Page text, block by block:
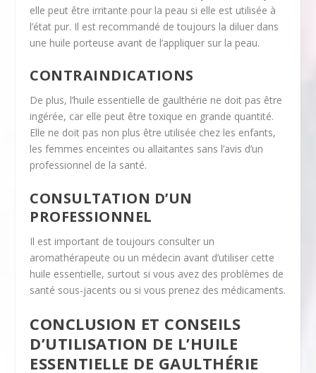
elle peut être irritante pour la peau si elle est utilisée à
l’état pur. Il est recommandé de toujours la diluer dans
une huile porteuse avant de l’appliquer sur la peau.
CONTRAINDICATIONS
De plus, l’huile essentielle de gaulthérie ne doit pas être
ingérée, car elle peut être toxique en grande quantité.
Elle ne doit pas non plus être utilisée chez les enfants,
les femmes enceintes ou allaitantes sans l’avis d’un
professionnel de la santé.
CONSULTATION D’UN
PROFESSIONNEL
Il est important de toujours consulter un
aromathérapeute ou un médecin avant d’utiliser cette
huile essentielle, surtout si vous avez des problèmes de
santé sous-jacents ou si vous prenez des médicaments.
CONCLUSION ET CONSEILS
D’UTILISATION DE L’HUILE
ESSENTIELLE DE GAULTHÉRIE